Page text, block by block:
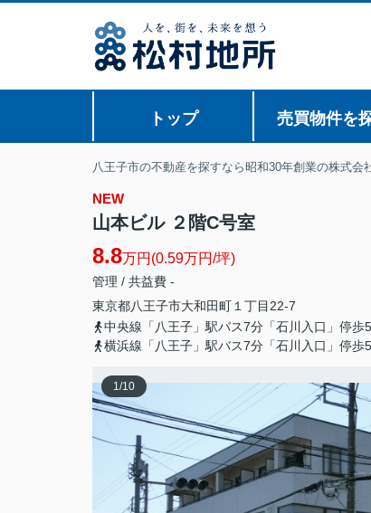
トップ 売買物件を
八王子市の不動産を探すなら昭和30年創業の株式会
NEW
山本ビル ２階C号室
8.8万円(0.59万円/坪)
管理 / 共益費 -
東京都八王子市大和田町 １丁目22-7
中央線「八王子」駅バス7分「石川入口」停歩
横浜線「八王子」駅バス7分「石川入口」停歩
1/10